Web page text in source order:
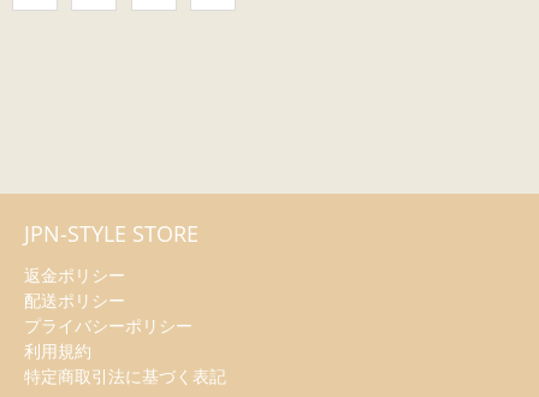
JPN-STYLE STORE
返金ポリシー
配送ポリシー
プライバシーポリシー
利用規約
特定商取引法に基づく表記